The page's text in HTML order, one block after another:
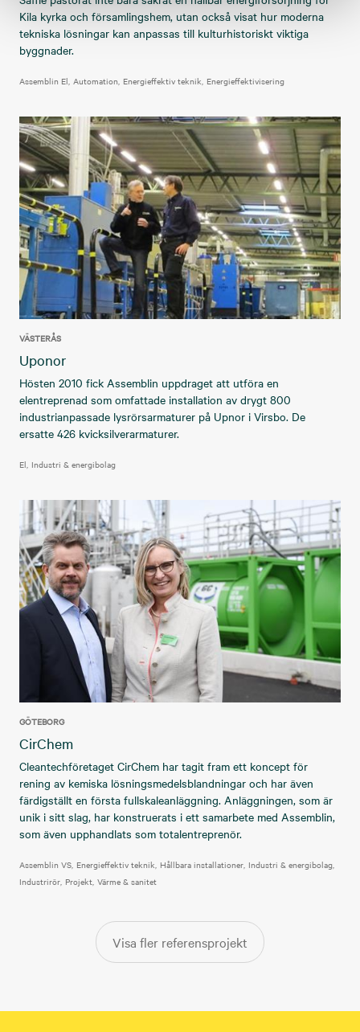
Kila kyrka och församlingshem, utan också visat hur moderna
tekniska lösningar kan anpassas till kulturhistoriskt viktiga
byggnader.
Assemblin El Automation Energieffektiv teknik Energieffektivisering
VÄSTERÅS
Uponor
Hösten 2010 fick Assemblin uppdraget att utföra en
elentreprenad som omfattade installation av drygt 800
industrianpassade lysrörsarmaturer på Upnor i Virsbo. De
ersatte 426 kvicksilverarmaturer.
El Industri & energibolag
GÖTEBORG
CirChem
Cleantechföretaget CirChem har tagit fram ett koncept för
rening av kemiska lösningsmedelsblandningar och har även
färdigställt en första fullskaleanläggning. Anläggningen, som är
unik i sitt slag, har konstruerats i ett samarbete med Assemblin,
som även upphandlats som totalentreprenör.
Assemblin VS Energieffektiv teknik Hållbara installationer Industri & energibolag
Industrirör Projekt Värme & sanitet
Visa fler referensprojekt